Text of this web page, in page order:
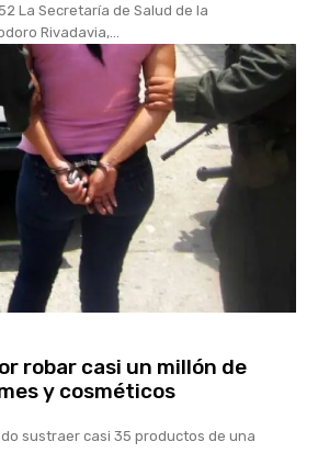
la
Rivadavia,...
robar casi un millón de
y cosméticos
sustraer casi 35 productos de una